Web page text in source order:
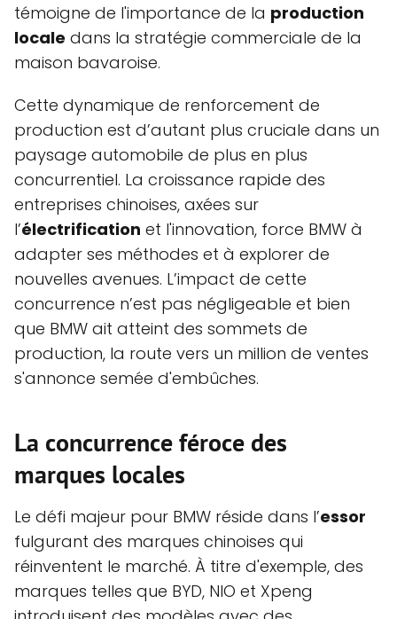
témoigne de l'importance de la production
locale dans la stratégie commerciale de la
maison bavaroise.
Cette dynamique de renforcement de
production est d’autant plus cruciale dans un
paysage automobile de plus en plus
concurrentiel. La croissance rapide des
entreprises chinoises, axées sur
l’électrification et l'innovation, force BMW à
adapter ses méthodes et à explorer de
nouvelles avenues. L’impact de cette
concurrence n’est pas négligeable et bien
que BMW ait atteint des sommets de
production, la route vers un million de ventes
s'annonce semée d'embûches.
La concurrence féroce des
marques locales
Le défi majeur pour BMW réside dans l’essor
fulgurant des marques chinoises qui
réinventent le marché. À titre d'exemple, des
marques telles que BYD, NIO et Xpeng